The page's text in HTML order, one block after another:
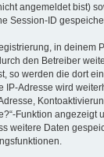
angemeldet bist)
Session-ID
in
den Betreiber
so werden die dort
Adresse wird
Funktion angezeigt
weitere Daten